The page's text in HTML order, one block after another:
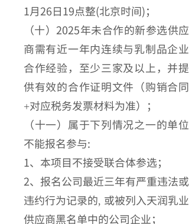
1月26日19点整(北京时间)；
（十）2025年未合作的新参选供应
商需有近一年内连续与乳制品企业
合作经验，至少三家及以上，并提
供有效的合作证明文件（购销合同
+对应税务发票材料为准）；
（十一）属于下列情况之一的单位
不能报名参与:
1、本项目不接受联合体参选；
2、报名公司最近三年有严重违法或
违约行为记录的, 或被列入天润乳业
供应商黑名单中的公司企业；